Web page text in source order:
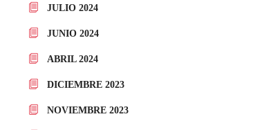
JULIO 2024
JUNIO 2024
ABRIL 2024
DICIEMBRE 2023
NOVIEMBRE 2023